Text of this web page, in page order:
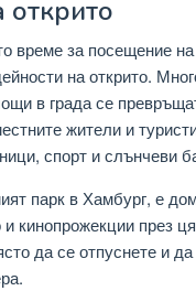
открито
време за посещение
на открито.
в града се
жители и
спорт и слънчеви
парк в Хамбург, е
и кинопрожекции през
да се отпуснете и